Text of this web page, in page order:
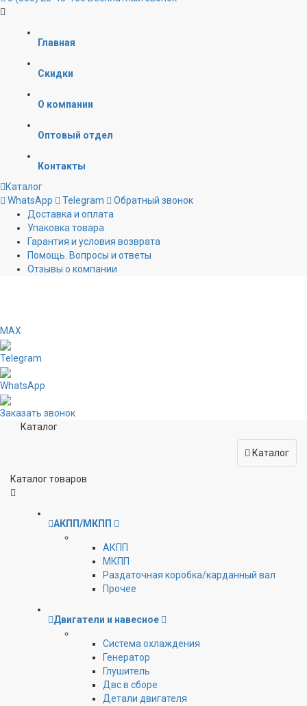
Главная
Скидки
О компании
Оптовый отдел
Контакты
Каталог
WhatsApp
Telegram
Обратный звонок
Доставка и оплата
Упаковка товара
Гарантия и условия возврата
Помощь. Вопросы и ответы
Отзывы о компании
MAX
Telegram
WhatsApp
Заказать звонок
Каталог
Каталог
Каталог товаров
АКПП/МКПП
АКПП
МКПП
Раздаточная коробка/карданный вал
Прочее
Двигатели и навесное
Cистема охлаждения
Генератор
Глушитель
Двс в сборе
Детали двигателя